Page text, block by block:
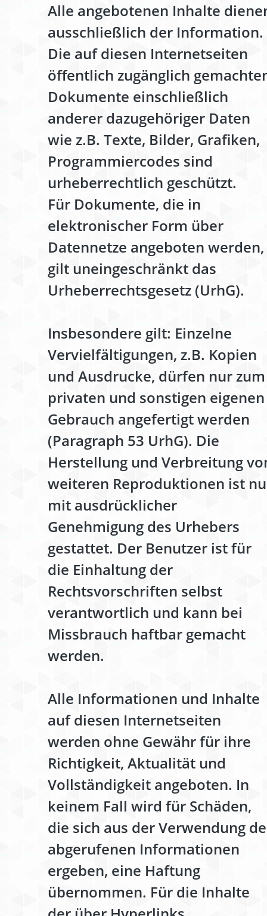
Alle angebotenen Inhalte
ausschließlich der Information.
Die auf diesen Internetseiten
öffentlich zugänglich
Dokumente einschließlich
anderer dazugehöriger Daten
wie z.B. Texte, Bilder, Grafiken,
Programmiercodes sind
urheberrechtlich geschützt.
Für Dokumente, die in
elektronischer Form über
Datennetze angeboten werden,
gilt uneingeschränkt das
Urheberrechtsgesetz (UrhG).
Insbesondere gilt: Einzelne
Vervielfältigungen, z.B. Kopien
und Ausdrucke, dürfen nur zum
privaten und sonstigen eigenen
Gebrauch angefertigt werden
(Paragraph 53 UrhG). Die
Herstellung und Verbreitung
weiteren Reproduktionen ist
mit ausdrücklicher
Genehmigung des Urhebers
gestattet. Der Benutzer ist für
die Einhaltung der
Rechtsvorschriften selbst
verantwortlich und kann bei
Missbrauch haftbar gemacht
werden.
Alle Informationen und Inhalte
auf diesen Internetseiten
werden ohne Gewähr für ihre
Richtigkeit, Aktualität und
Vollständigkeit angeboten. In
keinem Fall wird für Schäden,
die sich aus der Verwendung
abgerufenen Informationen
ergeben, eine Haftung
übernommen. Für die Inhalte